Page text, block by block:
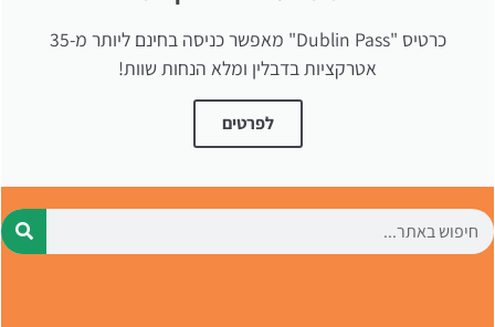
כרטיס "Dublin Pass" מאפשר כניסה בחינם ליותר מ-35
אטרקציות בדבלין ומלא הנחות שוות!
לפרטים